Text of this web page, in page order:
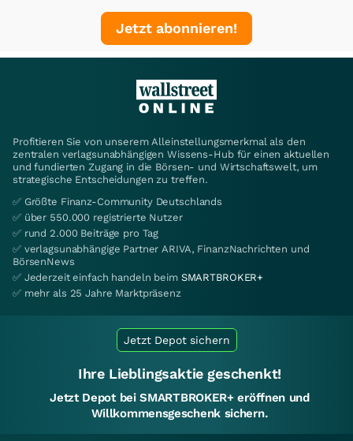
Jetzt abonnieren!
Profitieren Sie von unserem Alleinstellungsmerkmal als den
zentralen verlagsunabhängigen Wissens-Hub für einen aktuellen
und fundierten Zugang in die Börsen- und Wirtschaftswelt, um
strategische Entscheidungen zu treffen.
✅ Größte Finanz-Community Deutschlands
✅ über 550.000 registrierte Nutzer
✅ rund 2.000 Beiträge pro Tag
✅ verlagsunabhängige Partner ARIVA, FinanzNachrichten und
BörsenNews
✅ Jederzeit einfach handeln beim SMARTBROKER+
✅ mehr als 25 Jahre Marktpräsenz
Jetzt Depot sichern
Ihre Lieblingsaktie geschenkt!
Jetzt Depot bei SMARTBROKER+ eröffnen und
Willkommensgeschenk sichern.